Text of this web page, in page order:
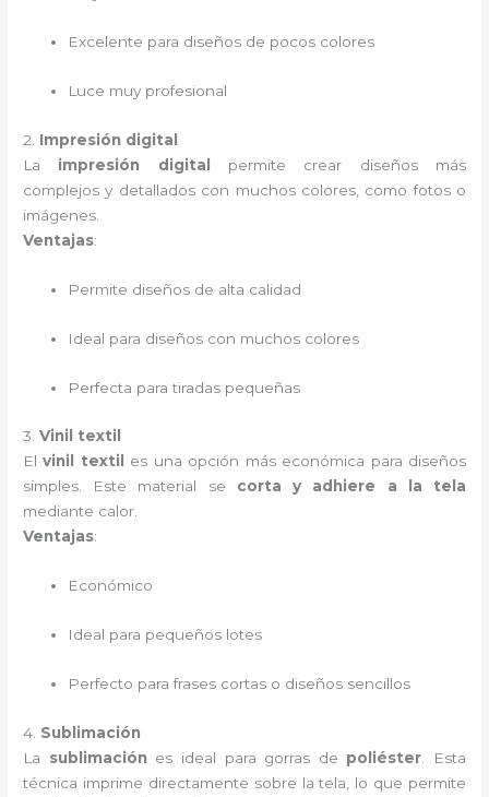
Excelente para diseños de pocos colores
Luce muy profesional
2. Impresión digital
La impresión digital
permite crear diseños más
complejos y detallados con muchos colores, como fotos o
imágenes.
Ventajas:
Permite diseños de alta calidad
Ideal para diseños con muchos colores
Perfecta para tiradas pequeñas
3.Vinil textil
Elvinil textil
es una opción más económica para diseños
simples. Este material se corta y adhiere a la tela
mediante calor.
Ventajas:
Económico
Ideal para pequeños lotes
Perfecto para frases cortas o diseños sencillos
4. Sublimación
La sublimación es ideal para gorras de poliéster . Esta
técnica imprime directamente sobre la tela, lo que permite